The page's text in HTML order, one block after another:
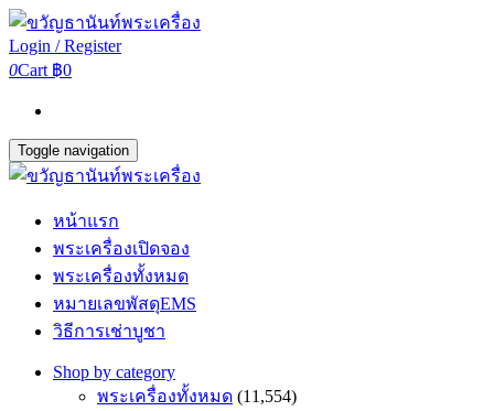
Login / Register
0Cart ฿0
Toggle navigation
หน้าแรก
พระเครื่องเปิดจอง
พระเครื่องทั้งหมด
หมายเลขพัสดุEMS
วิธีการเช่าบูชา
Shop by category
พระเครื่องทั้งหมด (11,554)